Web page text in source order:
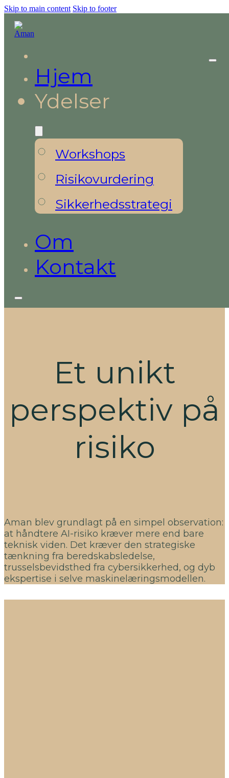
Skip to main content Skip to footer
Hjem
Ydelser
Workshops
Risikovurdering
Sikkerhedsstrategi
Om
Kontakt
Et unikt
perspektiv på
risiko
Aman blev grundlagt på en simpel observation:
at håndtere AI-risiko kræver mere end bare
teknisk viden. Det kræver den strategiske
tænkning fra beredskabsledelse,
trusselsbevidsthed fra cybersikkerhed, og dyb
ekspertise i selve maskinelæringsmodellen.